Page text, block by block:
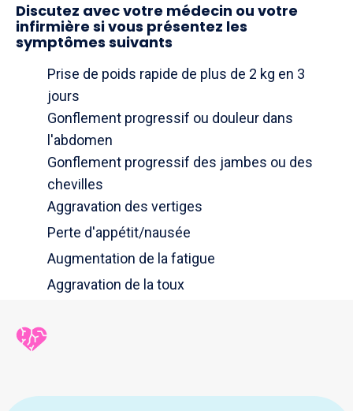
Discutez avec votre médecin ou votre
infirmière si vous présentez les
symptômes suivants
Prise de poids rapide de plus de 2 kg en 3
jours
Gonflement progressif ou douleur dans
l'abdomen
Gonflement progressif des jambes ou des
chevilles
Aggravation des vertiges
Perte d'appétit/nausée
Augmentation de la fatigue
Aggravation de la toux